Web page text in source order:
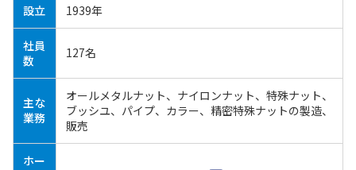
設立 1939年
社員
数
127名
主な
業務
オールメタルナット、ナイロンナット、特殊ナット、
ブッシユ、パイプ、カラー、精密特殊ナットの製造、
販売
ホー